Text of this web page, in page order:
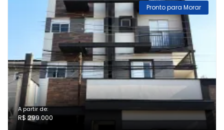
Pronto para Morar
A partir de:
R$ 299.000